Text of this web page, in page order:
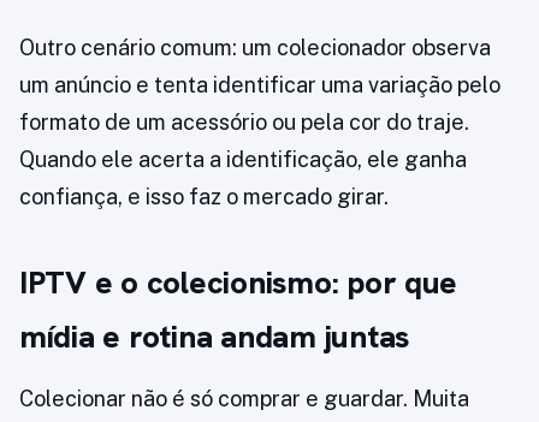
Outro cenário comum: um colecionador observa
um anúncio e tenta identificar uma variação pelo
formato de um acessório ou pela cor do traje.
Quando ele acerta a identificação, ele ganha
confiança, e isso faz o mercado girar.
IPTV e o colecionismo: por que
mídia e rotina andam juntas
Colecionar não é só comprar e guardar. Muita